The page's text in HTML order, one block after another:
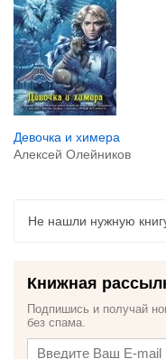
Девочка и химера
Алексей Олейников
Не нашли нужную
Книжная
Подпишись и получай
без спама.